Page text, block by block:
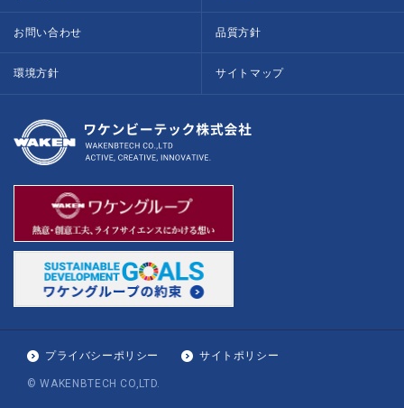
お問い合わせ 品質方針
環境方針 サイトマップ
プライバシーポリシー サイトポリシー
© WAKENBTECH CO,LTD.